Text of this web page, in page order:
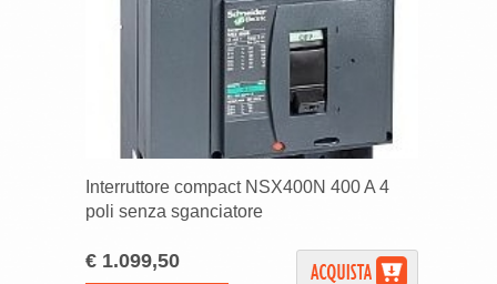
Interruttore compact NSX400N 400 A 4
poli senza sganciatore
€ 1.099,50